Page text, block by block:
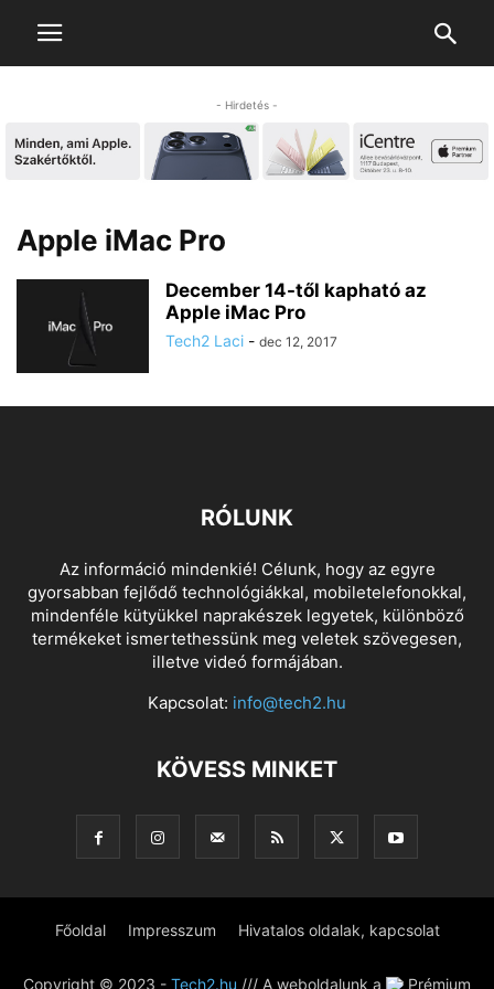
- Hirdetés -
Apple iMac Pro
December 14-től kapható az
Apple iMac Pro
Tech2 Laci - dec 12, 2017
RÓLUNK
Az információ mindenkié! Célunk, hogy az egyre
gyorsabban fejlődő technológiákkal, mobiletelefonokkal,
mindenféle kütyükkel naprakészek legyetek, különböző
termékeket ismertethessünk meg veletek szövegesen,
illetve videó formájában.
Kapcsolat: info@tech2.hu
KÖVESS MINKET
Főoldal Impresszum Hivatalos oldalak, kapcsolat
Copyright © 2023 - Tech2.hu /// A weboldalunk a Prémium